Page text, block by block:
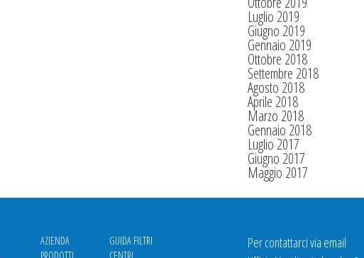
Luglio 2019
Giugno 2019
Gennaio 2019
Ottobre 2018
Settembre 2018
Agosto 2018
Aprile 2018
Marzo 2018
Gennaio 2018
Luglio 2017
Giugno 2017
Maggio 2017
AZIENDA
GUIDA FILTRI
Per contattarci via email